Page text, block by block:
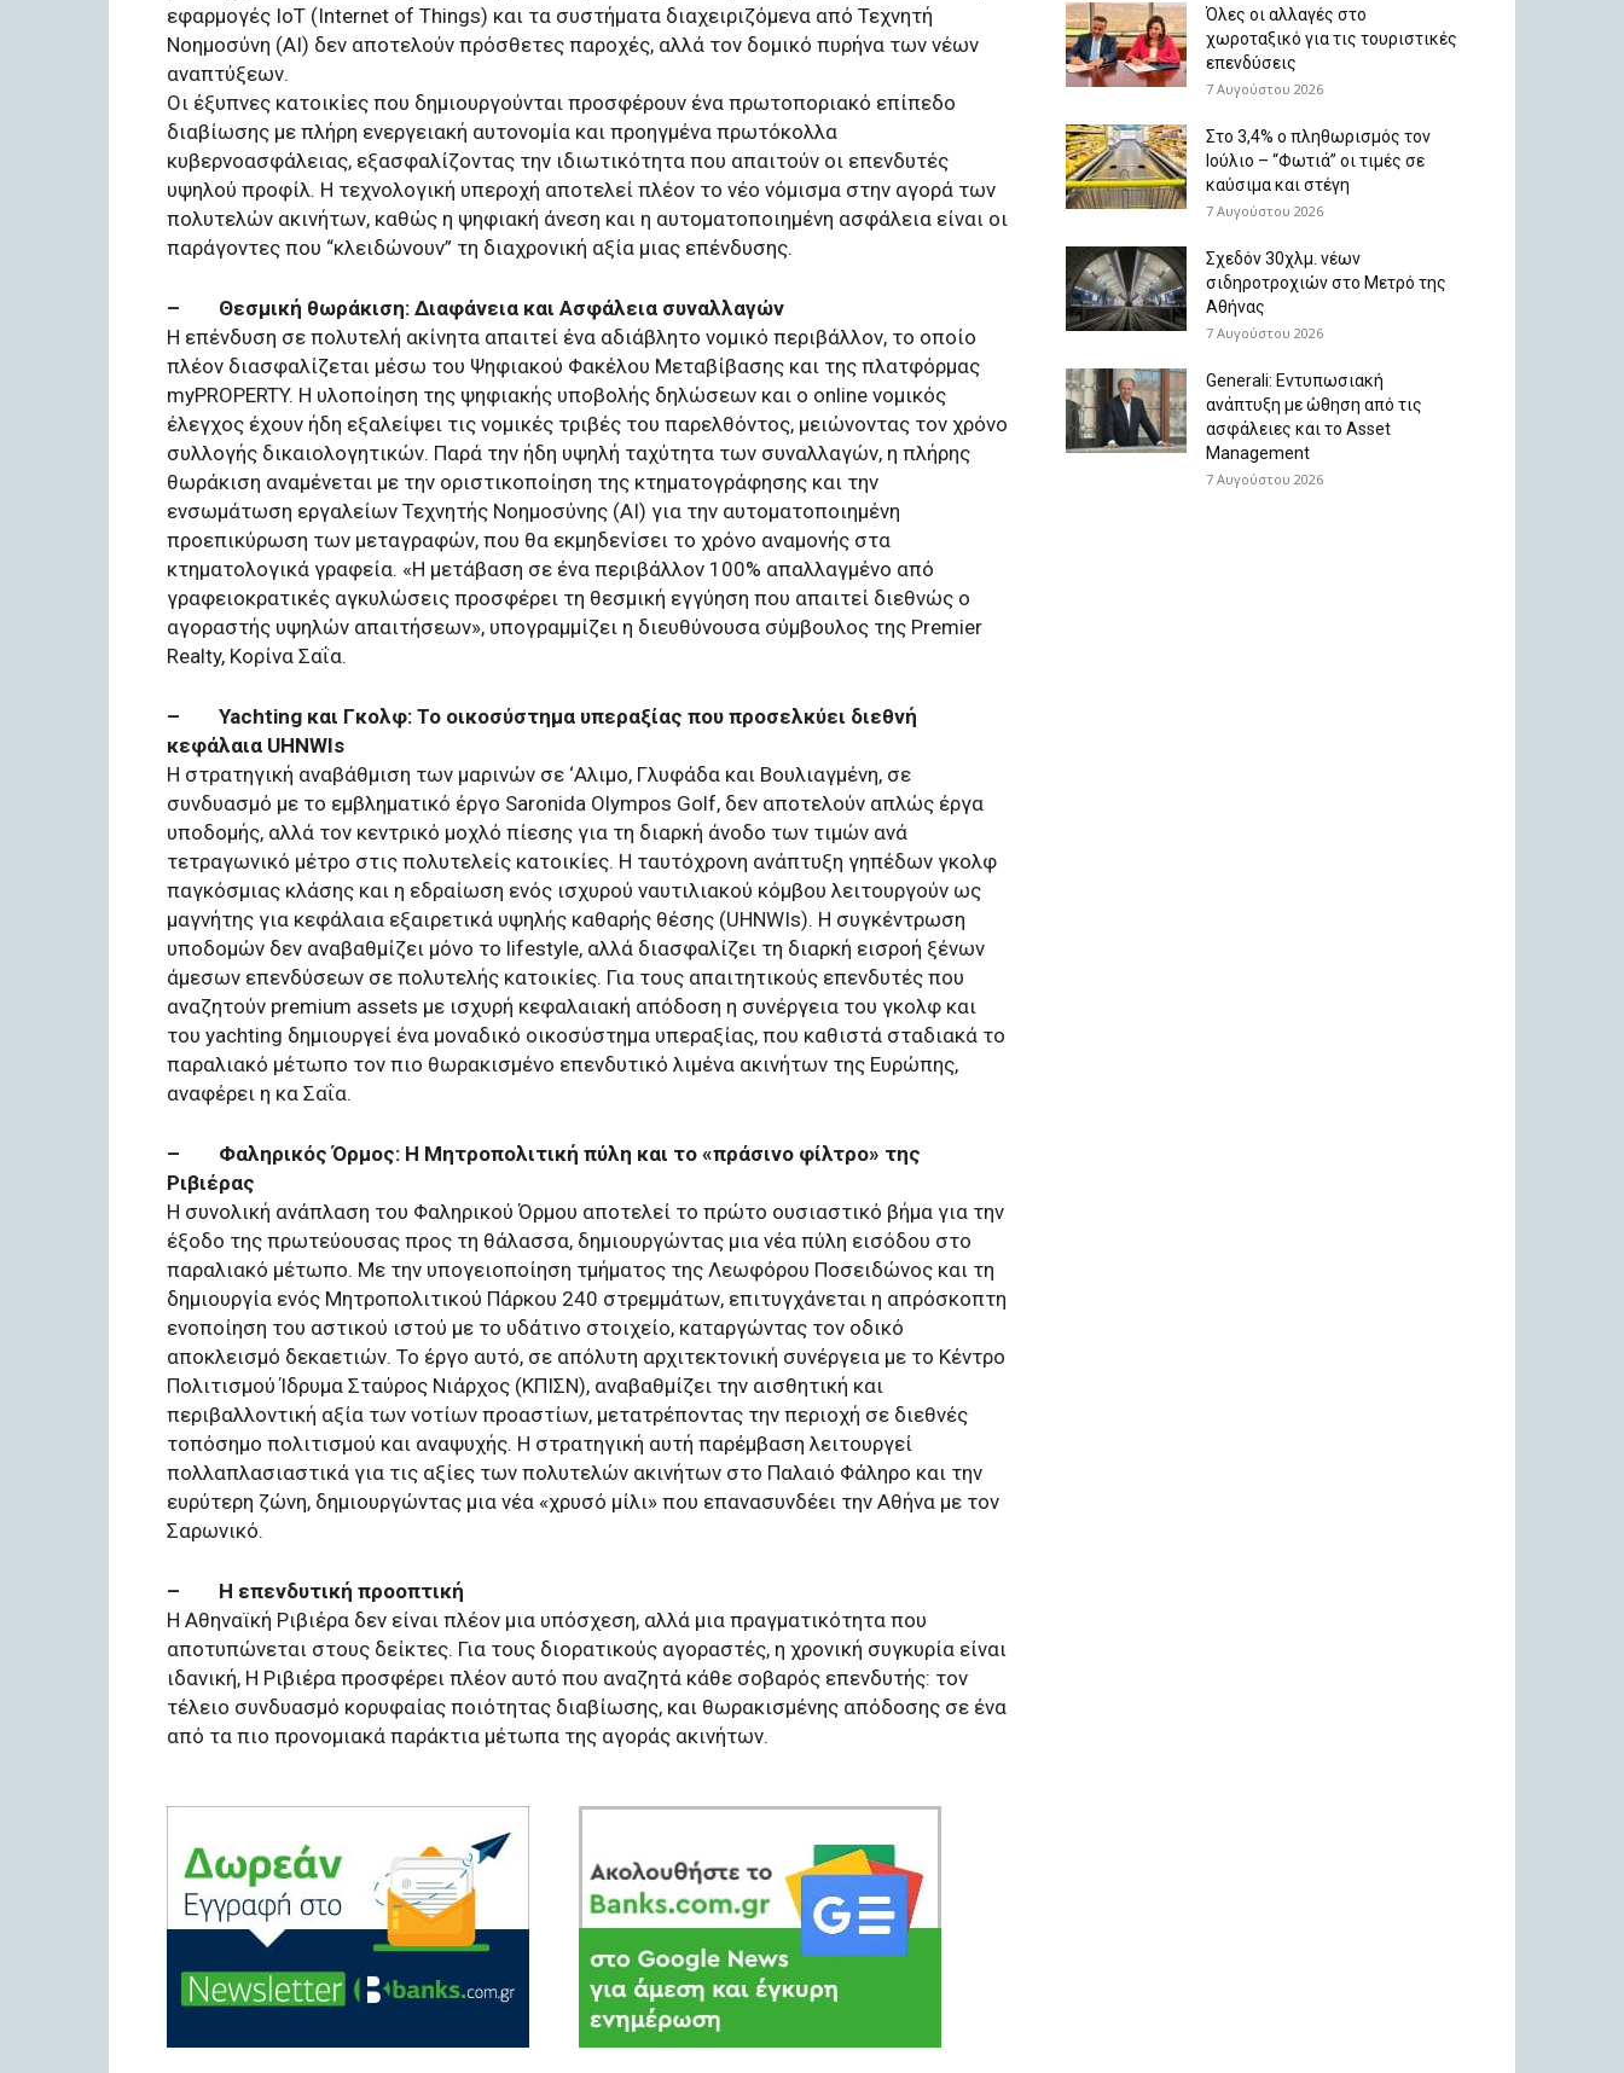
εφαρμογές IoT (Internet of Things) και τα συστήματα διαχειριζόμενα από Τεχνητή
Νοημοσύνη (AI) δεν αποτελούν πρόσθετες παροχές, αλλά τον δομικό πυρήνα των νέων
αναπτύξεων.
Οι έξυπνες κατοικίες που δημιουργούνται προσφέρουν ένα πρωτοποριακό επίπεδο
διαβίωσης με πλήρη ενεργειακή αυτονομία και προηγμένα πρωτόκολλα
κυβερνοασφάλειας, εξασφαλίζοντας την ιδιωτικότητα που απαιτούν οι επενδυτές
υψηλού προφίλ. Η τεχνολογική υπεροχή αποτελεί πλέον το νέο νόμισμα στην αγορά των
πολυτελών ακινήτων, καθώς η ψηφιακή άνεση και η αυτοματοποιημένη ασφάλεια είναι οι
παράγοντες που “κλειδώνουν” τη διαχρονική αξία μιας επένδυσης.
– Θεσμική θωράκιση: Διαφάνεια και Ασφάλεια συναλλαγών
Η επένδυση σε πολυτελή ακίνητα απαιτεί ένα αδιάβλητο νομικό περιβάλλον, το οποίο
πλέον διασφαλίζεται μέσω του Ψηφιακού Φακέλου Μεταβίβασης και της πλατφόρμας
myPROPERTY. Η υλοποίηση της ψηφιακής υποβολής δηλώσεων και ο online νομικός
έλεγχος έχουν ήδη εξαλείψει τις νομικές τριβές του παρελθόντος, μειώνοντας τον χρόνο
συλλογής δικαιολογητικών. Παρά την ήδη υψηλή ταχύτητα των συναλλαγών, η πλήρης
θωράκιση αναμένεται με την οριστικοποίηση της κτηματογράφησης και την
ενσωμάτωση εργαλείων Τεχνητής Νοημοσύνης (AI) για την αυτοματοποιημένη
προεπικύρωση των μεταγραφών, που θα εκμηδενίσει το χρόνο αναμονής στα
κτηματολογικά γραφεία. «Η μετάβαση σε ένα περιβάλλον 100% απαλλαγμένο από
γραφειοκρατικές αγκυλώσεις προσφέρει τη θεσμική εγγύηση που απαιτεί διεθνώς ο
αγοραστής υψηλών απαιτήσεων», υπογραμμίζει η διευθύνουσα σύμβουλος της Premier
Realty, Κορίνα Σαΐα.
– Yachting και Γκολφ: Το οικοσύστημα υπεραξίας που προσελκύει διεθνή
κεφάλαια UHNWIs
Η στρατηγική αναβάθμιση των μαρινών σε ‘Αλιμο, Γλυφάδα και Βουλιαγμένη, σε
συνδυασμό με το εμβληματικό έργο Saronida Olympos Golf, δεν αποτελούν απλώς έργα
υποδομής, αλλά τον κεντρικό μοχλό πίεσης για τη διαρκή άνοδο των τιμών ανά
τετραγωνικό μέτρο στις πολυτελείς κατοικίες. Η ταυτόχρονη ανάπτυξη γηπέδων γκολφ
παγκόσμιας κλάσης και η εδραίωση ενός ισχυρού ναυτιλιακού κόμβου λειτουργούν ως
μαγνήτης για κεφάλαια εξαιρετικά υψηλής καθαρής θέσης (UHNWIs). Η συγκέντρωση
υποδομών δεν αναβαθμίζει μόνο το lifestyle, αλλά διασφαλίζει τη διαρκή εισροή ξένων
άμεσων επενδύσεων σε πολυτελής κατοικίες. Για τους απαιτητικούς επενδυτές που
αναζητούν premium assets με ισχυρή κεφαλαιακή απόδοση η συνέργεια του γκολφ και
του yachting δημιουργεί ένα μοναδικό οικοσύστημα υπεραξίας, που καθιστά σταδιακά το
παραλιακό μέτωπο τον πιο θωρακισμένο επενδυτικό λιμένα ακινήτων της Ευρώπης,
αναφέρει η κα Σαΐα.
– Φαληρικός Όρμος: Η Μητροπολιτική πύλη και το «πράσινο φίλτρο» της
Ριβιέρας
Η συνολική ανάπλαση του Φαληρικού Όρμου αποτελεί το πρώτο ουσιαστικό βήμα για την
έξοδο της πρωτεύουσας προς τη θάλασσα, δημιουργώντας μια νέα πύλη εισόδου στο
παραλιακό μέτωπο. Με την υπογειοποίηση τμήματος της Λεωφόρου Ποσειδώνος και τη
δημιουργία ενός Μητροπολιτικού Πάρκου 240 στρεμμάτων, επιτυγχάνεται η απρόσκοπτη
ενοποίηση του αστικού ιστού με το υδάτινο στοιχείο, καταργώντας τον οδικό
αποκλεισμό δεκαετιών. Το έργο αυτό, σε απόλυτη αρχιτεκτονική συνέργεια με το Κέντρο
Πολιτισμού Ίδρυμα Σταύρος Νιάρχος (ΚΠΙΣΝ), αναβαθμίζει την αισθητική και
περιβαλλοντική αξία των νοτίων προαστίων, μετατρέποντας την περιοχή σε διεθνές
τοπόσημο πολιτισμού και αναψυχής. Η στρατηγική αυτή παρέμβαση λειτουργεί
πολλαπλασιαστικά για τις αξίες των πολυτελών ακινήτων στο Παλαιό Φάληρο και την
ευρύτερη ζώνη, δημιουργώντας μια νέα «χρυσό μίλι» που επανασυνδέει την Αθήνα με τον
Σαρωνικό.
– Η επενδυτική προοπτική
Η Αθηναϊκή Ριβιέρα δεν είναι πλέον μια υπόσχεση, αλλά μια πραγματικότητα που
αποτυπώνεται στους δείκτες. Για τους διορατικούς αγοραστές, η χρονική συγκυρία είναι
ιδανική, Η Ριβιέρα προσφέρει πλέον αυτό που αναζητά κάθε σοβαρός επενδυτής: τον
τέλειο συνδυασμό κορυφαίας ποιότητας διαβίωσης, και θωρακισμένης απόδοσης σε ένα
από τα πιο προνομιακά παράκτια μέτωπα της αγοράς ακινήτων.
Όλες οι αλλαγές στο
χωροταξικό για τις τουριστικές
επενδύσεις
7 Αυγούστου 2026
Στο 3,4% ο πληθωρισμός τον
Ιούλιο – “Φωτιά” οι τιμές σε
καύσιμα και στέγη
7 Αυγούστου 2026
Σχεδόν 30χλμ. νέων
σιδηροτροχιών στο Μετρό της
Αθήνας
7 Αυγούστου 2026
Generali: Eντυπωσιακή
ανάπτυξη με ώθηση από τις
ασφάλειες και το Asset
Management
7 Αυγούστου 2026